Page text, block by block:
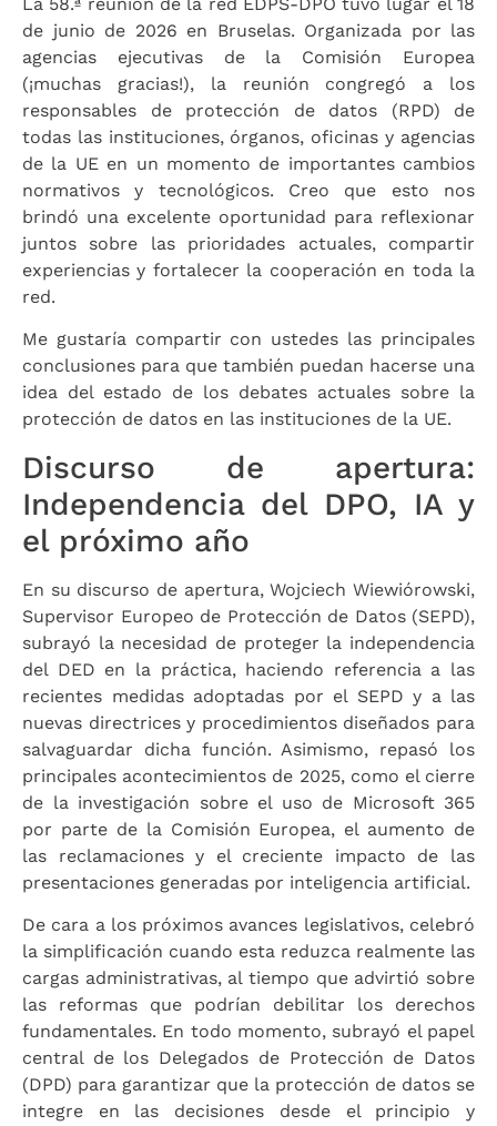
de junio de 2026 en Bruselas. Organizada por las
agencias ejecutivas de la Comisión Europea
(¡muchas gracias!), la reunión congregó a los
responsables de protección de datos (RPD) de
todas las instituciones, órganos, oficinas y agencias
de la UE en un momento de importantes cambios
normativos y tecnológicos. Creo que esto nos
brindó una excelente oportunidad para reflexionar
juntos sobre las prioridades actuales, compartir
experiencias y fortalecer la cooperación en toda la
red.
Me gustaría compartir con ustedes las principales
conclusiones para que también puedan hacerse una
idea del estado de los debates actuales sobre la
protección de datos en las instituciones de la UE.
Discurso de apertura:
Independencia del DPO, IA y
el próximo año
En su discurso de apertura, Wojciech Wiewiórowski,
Supervisor Europeo de Protección de Datos (SEPD),
subrayó la necesidad de proteger la independencia
del DED en la práctica, haciendo referencia a las
recientes medidas adoptadas por el SEPD y a las
nuevas directrices y procedimientos diseñados para
salvaguardar dicha función. Asimismo, repasó los
principales acontecimientos de 2025, como el cierre
de la investigación sobre el uso de Microsoft 365
por parte de la Comisión Europea, el aumento de
las reclamaciones y el creciente impacto de las
presentaciones generadas por inteligencia artificial.
De cara a los próximos avances legislativos, celebró
la simplificación cuando esta reduzca realmente las
cargas administrativas, al tiempo que advirtió sobre
las reformas que podrían debilitar los derechos
fundamentales. En todo momento, subrayó el papel
central de los Delegados de Protección de Datos
(DPD) para garantizar que la protección de datos se
integre en las decisiones desde el principio y